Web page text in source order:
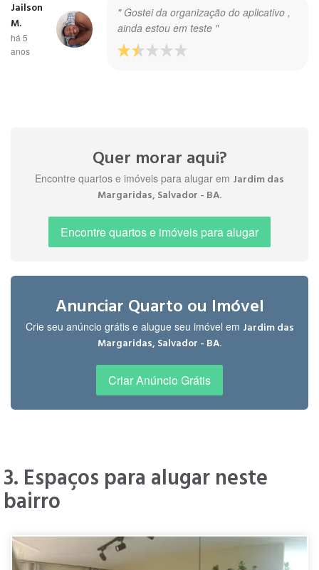
" Gostei da organização do aplicativo ,
ainda estou em teste "
Jailson
M.
há 5
anos
Quer morar aqui?
Encontre quartos e imóveis para alugar em Jardim das
Margaridas, Salvador - BA.
Encontre quartos e imóveis para alugar
Anunciar Quarto ou Imóvel
Crie seu anúncio grátis e alugue seu imóvel em Jardim das
Margaridas, Salvador - BA.
Criar Anúncio Grátis
3. Espaços para alugar neste
bairro